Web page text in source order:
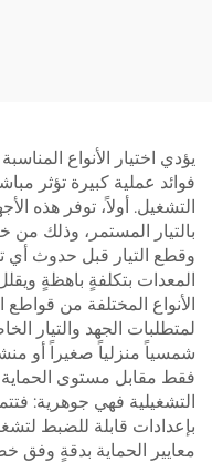
فوائد عملية كبيرة تؤثر
التشغيل. أولاً، توفر هذه
بالتيار المستمر، وذلك
وقطع التيار قبل حدوث أي
المعدات بتكلفةٍ باهظةٍ
الأنواع المختلفة من قواطع
لمتطلبات الجهد والتيار
شمسياً منزلياً صغيراً أو
فقط مقابل مستوى الحماية
التشغيلية فهي جوهرية:
بإعدادات قابلة للضبط
معايير الحماية بدقةٍ وفق